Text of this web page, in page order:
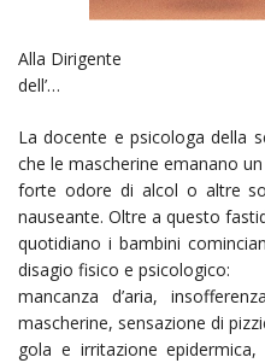
Alla Dirigente
dell’…
La docente e psicologa della
che le mascherine emanano un
forte odore di alcol o altre
nauseante. Oltre a questo
quotidiano i bambini
disagio fisico e psicologico:
mancanza d’aria,
mascherine, sensazione di
gola e irritazione